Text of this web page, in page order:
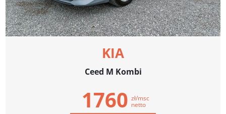
KIA
Ceed M Kombi
1760 zł/msc
netto